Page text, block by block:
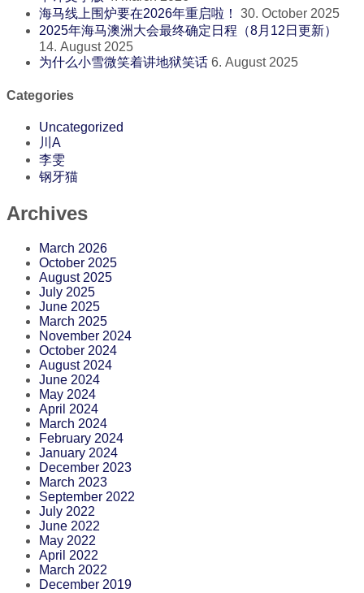
海马线上围炉要在2026年重启啦！
30. October 2025
2025年海马澳洲大会最终确定日程（8月12日更新）
14. August 2025
为什么小雪微笑着讲地狱笑话 6. August 2025
Categories
Uncategorized
川A
李雯
钢牙猫
Archives
March 2026
October 2025
August 2025
July 2025
June 2025
March 2025
November 2024
October 2024
August 2024
June 2024
May 2024
April 2024
March 2024
February 2024
January 2024
December 2023
March 2023
September 2022
July 2022
June 2022
May 2022
April 2022
March 2022
December 2019